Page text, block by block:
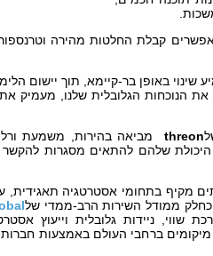
קבלת החלטות מהירה
שינוי באופן בר-קיימא, תוך יישום
הנוכחות הגלובלית שלנו, מעמיק את
threon
מביאה בהירות, משמעת
שלהם להתאים מסגרות
מקיף בתחומי אסטרטגיה תאגידית,
כחלק ממודל השירות הרב-ממדי של
ניידות גלובלית וייעוץ
הכוללת יותר מ־44,000 אנשי מקצוע ונוכחות בלמעלה מ־600 מיקומים ברחבי